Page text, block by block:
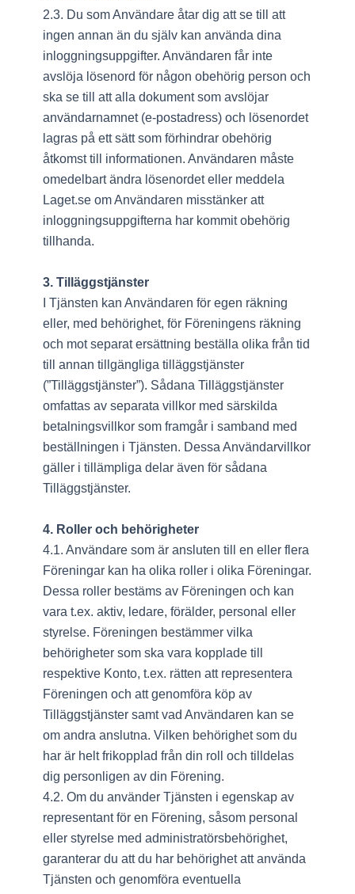
2.3. Du som Användare åtar dig att se till att
ingen annan än du själv kan använda dina
inloggningsuppgifter. Användaren får inte
avslöja lösenord för någon obehörig person och
ska se till att alla dokument som avslöjar
användarnamnet (e-postadress) och lösenordet
lagras på ett sätt som förhindrar obehörig
åtkomst till informationen. Användaren måste
omedelbart ändra lösenordet eller meddela
Laget.se om Användaren misstänker att
inloggningsuppgifterna har kommit obehörig
tillhanda.
3. Tilläggstjänster
I Tjänsten kan Användaren för egen räkning
eller, med behörighet, för Föreningens räkning
och mot separat ersättning beställa olika från tid
till annan tillgängliga tilläggstjänster
(”Tilläggstjänster”). Sådana Tilläggstjänster
omfattas av separata villkor med särskilda
betalningsvillkor som framgår i samband med
beställningen i Tjänsten. Dessa Användarvillkor
gäller i tillämpliga delar även för sådana
Tilläggstjänster.
4. Roller och behörigheter
4.1. Användare som är ansluten till en eller flera
Föreningar kan ha olika roller i olika Föreningar.
Dessa roller bestäms av Föreningen och kan
vara t.ex. aktiv, ledare, förälder, personal eller
styrelse. Föreningen bestämmer vilka
behörigheter som ska vara kopplade till
respektive Konto, t.ex. rätten att representera
Föreningen och att genomföra köp av
Tilläggstjänster samt vad Användaren kan se
om andra anslutna. Vilken behörighet som du
har är helt frikopplad från din roll och tilldelas
dig personligen av din Förening.
4.2. Om du använder Tjänsten i egenskap av
representant för en Förening, såsom personal
eller styrelse med administratörsbehörighet,
garanterar du att du har behörighet att använda
Tjänsten och genomföra eventuella